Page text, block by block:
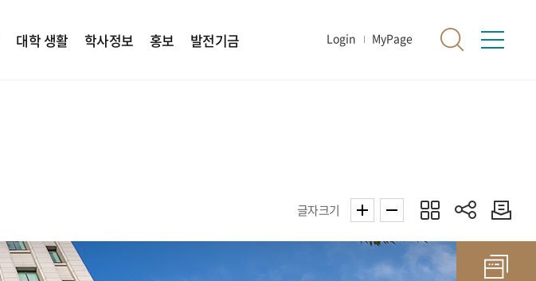
대학 생활 학사정보 홍보 발전기금 Login MyPage
글자크기